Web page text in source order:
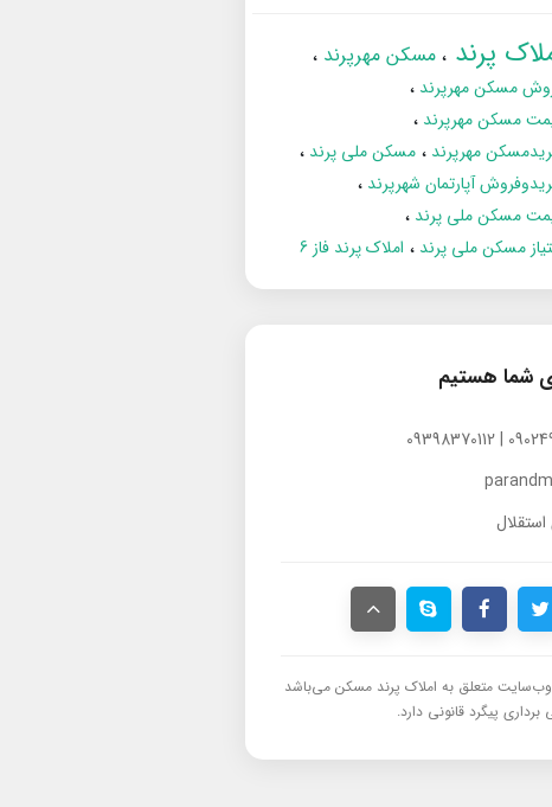
پرند مسکن مهرپرند
مسکن مهرپرند
مسکن مهرپرند
مهرپرند
مسکن ملی پرند
آپارتمان شهرپرند
مسکن ملی پرند
مسکن ملی پرند
املاک پرند فاز 6
شما هستیم
متعلق به املاک پرند مسکن می‌باشد
پیگرد قانونی دارد.